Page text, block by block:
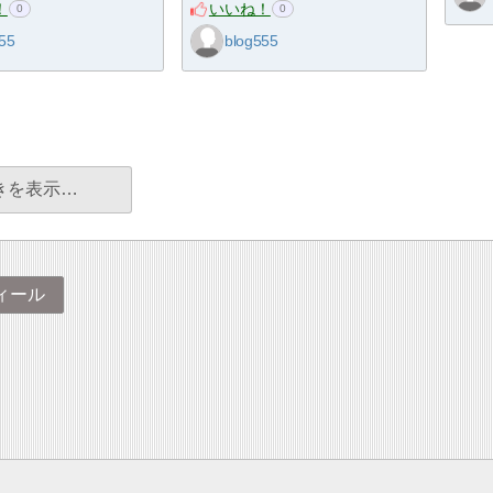
0 いいね！ 0
blog555
を表示…
ール